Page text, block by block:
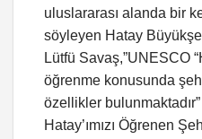
uluslararası alanda bir
söyleyen Hatay
Lütfü Savaş,”UNESCO
öğrenme konusunda
özellikler
Hatay’ımızı Öğrenen